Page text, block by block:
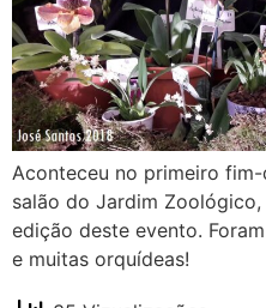
Aconteceu no primeiro
salão do Jardim
edição deste evento.
e muitas orquídeas!